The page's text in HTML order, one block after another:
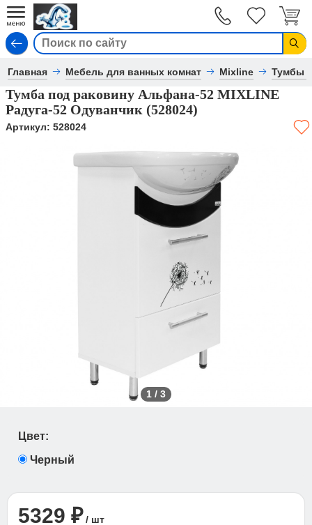
Главная Мебель для ванных комнат Mixline Тумбы
Тумба под раковину Альфана-52 MIXLINE
Радуга-52 Одуванчик (528024)
Артикул: 528024
1 / 3
Цвет:
Черный
5329 ₽ / шт